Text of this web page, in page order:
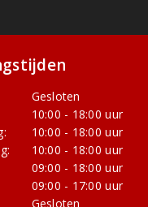
Gesloten
10:00 - 18:00 uur
10:00 - 18:00 uur
10:00 - 18:00 uur
09:00 - 18:00 uur
09:00 - 17:00 uur
Gesloten